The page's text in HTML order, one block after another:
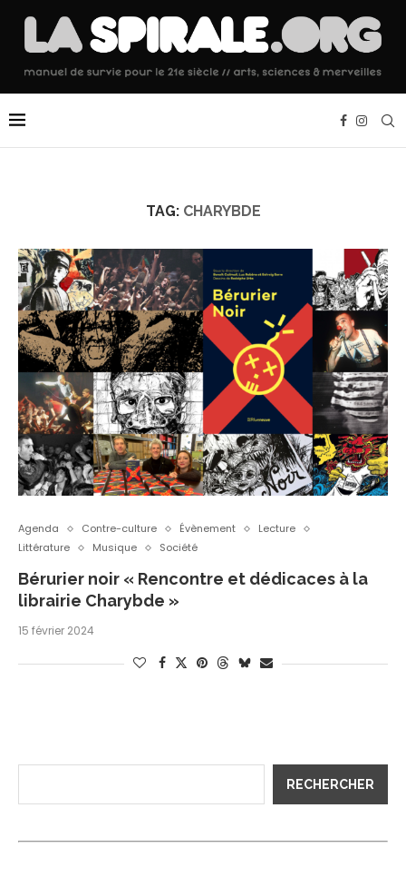
TAG: CHARYBDE
Agenda Contre-culture Évènement
Lecture
Littérature
Musique Société
Bérurier noir « Rencontre et dédicaces à la
librairie Charybde »
15 février 2024
RECHERCHER